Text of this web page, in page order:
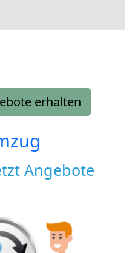
erhalten
Angebote